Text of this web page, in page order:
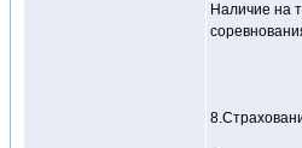
Наличие на